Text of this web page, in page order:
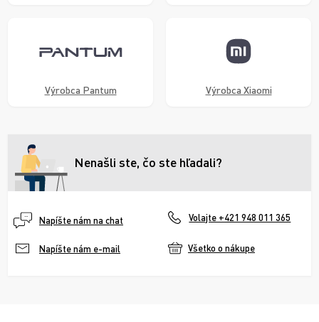
Výrobca Pantum Výrobca Xiaomi
Nenašli ste, čo ste hľadali?
Napíšte nám na chat Volajte +421 948 011 365
Napíšte nám e-mail Všetko o nákupe